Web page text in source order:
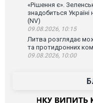
«Рішення є».
знадобиться
(NV)
09.08.2026, 10:15
Литва розглядає
та протидронних
09.08.2026, 10:00